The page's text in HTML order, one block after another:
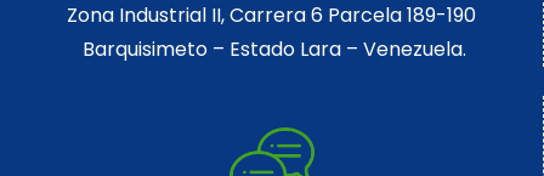
Zona Industrial II, Carrera 6 Parcela 189-190
Barquisimeto – Estado Lara – Venezuela.